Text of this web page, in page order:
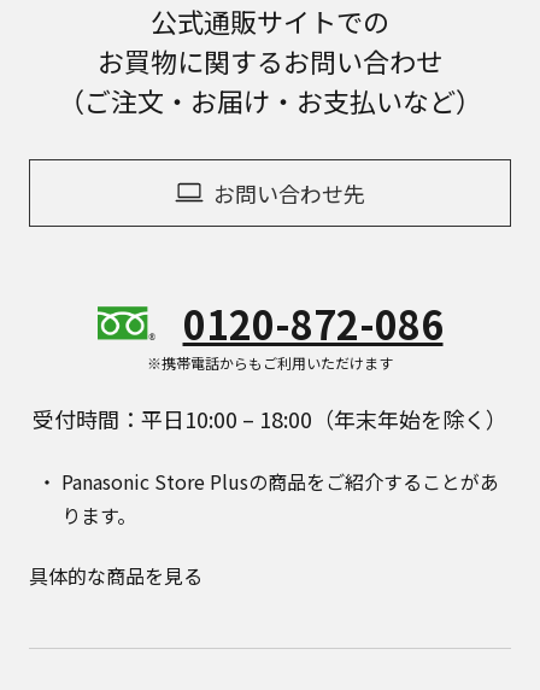
公式通販サイトでの
お買物に関するお問い合わせ
（ご注文・お届け・お支払いなど）
お問い合わせ先
0120-872-086
※携帯電話からもご利用いただけます
受付時間：平日10:00 – 18:00（年末年始を除く）
Panasonic Store Plusの商品をご紹介することがあ
ります。
具体的な商品を見る